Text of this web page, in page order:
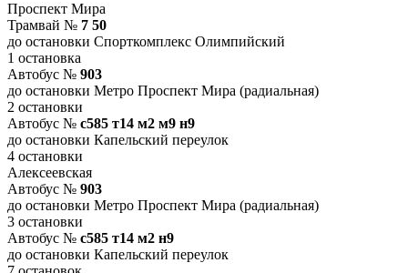
Проспект Мира
Трамвай № 7 50
до остановки Спорткомплекс Олимпийский
1 остановка
Автобус № 903
до остановки Метро Проспект Мира (радиальная)
2 остановки
Автобус № с585 т14 м2 м9 н9
до остановки Капельский переулок
4 остановки
Алексеевская
Автобус № 903
до остановки Метро Проспект Мира (радиальная)
3 остановки
Автобус № с585 т14 м2 н9
до остановки Капельский переулок